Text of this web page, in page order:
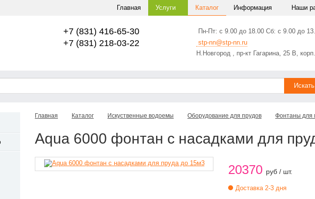
Главная Услуги Каталог Информация Наши
+7 (831) 416-65-30
+7 (831) 218-03-22
Пн-Пт: с 9.00 до 18.00 Сб: с 9.00 до
stp-nn@stp-nn.ru
Н.Новгород , пр-кт Гагарина, 25 В,
Главная Каталог Искуственные водоемы Оборудование для прудов Фонтаны для
Aqua 6000 фонтан с насадками для
20370 руб / шт.
Доставка 2-3 дня